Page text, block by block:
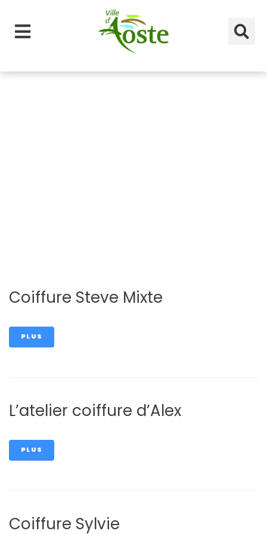
Coiffure Steve Mixte
PLUS
L’atelier coiffure d’Alex
PLUS
Coiffure Sylvie